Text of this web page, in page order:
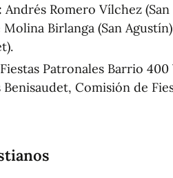
Andrés Romero Vílchez
Molina Birlanga (San
Fiestas Patronales Barrio
Benisaudet, Comisión de